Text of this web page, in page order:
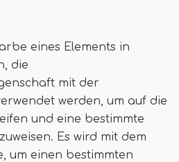
eines Elements in
die
mit der
werden, um auf die
und eine bestimmte
Es wird mit dem
um einen bestimmten